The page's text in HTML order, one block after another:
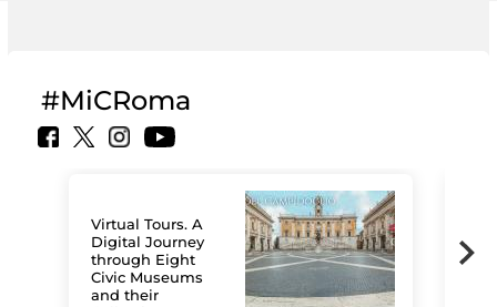
#MiCRoma
Virtual Tours. A
Digital Journey
through Eight
Civic Museums
and their